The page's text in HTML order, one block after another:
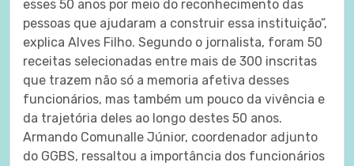
esses 50 anos por meio do reconhecimento das
pessoas que ajudaram a construir essa instituição”,
explica Alves Filho. Segundo o jornalista, foram 50
receitas selecionadas entre mais de 300 inscritas
que trazem não só a memoria afetiva desses
funcionários, mas também um pouco da vivência e
da trajetória deles ao longo destes 50 anos.
Armando Comunalle Júnior, coordenador adjunto
do GGBS, ressaltou a importância dos funcionários